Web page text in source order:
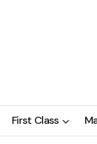
First Class